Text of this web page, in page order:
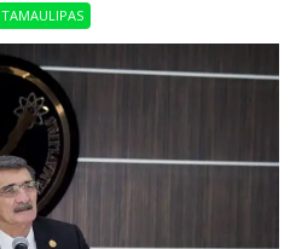
TAMAULIPAS